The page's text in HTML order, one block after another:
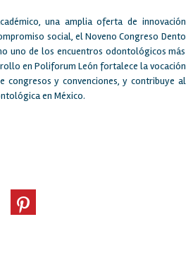
una amplia oferta de innovación
social, el Noveno Congreso Dento
uno de los encuentros odontológicos más
en Poliforum León fortalece la vocación
congresos y convenciones, y contribuye al
en México.